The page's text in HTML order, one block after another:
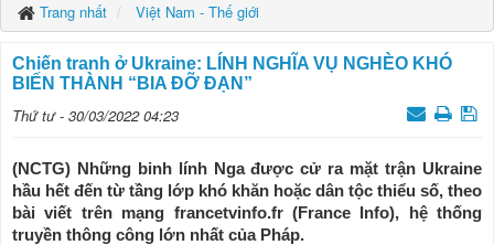
Trang nhất Việt Nam - Thế giới
Chiến tranh ở Ukraine: LÍNH NGHĨA VỤ NGHÈO KHÓ
BIẾN THÀNH “BIA ĐỠ ĐẠN”
Thứ tư - 30/03/2022 04:23
(NCTG) Những binh lính Nga được cử ra mặt trận Ukraine
hầu hết đến từ tầng lớp khó khăn hoặc dân tộc thiểu số, theo
bài viết trên mạng francetvinfo.fr (France Info), hệ thống
truyền thông công lớn nhất của Pháp.